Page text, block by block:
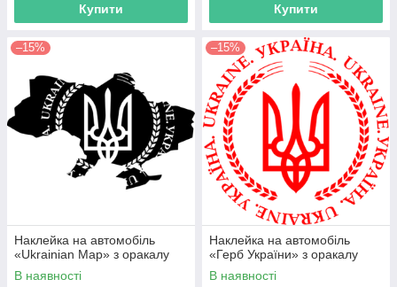
Купити Купити
–15%
Наклейка на автомобіль
«Ukrainian Map» з оракалу
В наявності
–15%
Наклейка на автомобіль
«Герб України» з оракалу
В наявності